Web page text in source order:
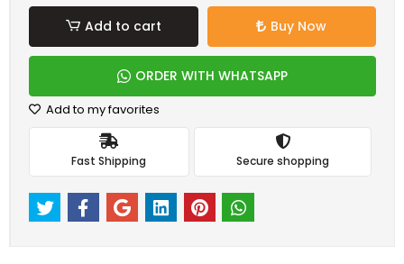
Add to cart Buy Now
ORDER WITH WHATSAPP
Add to my favorites
Fast Shipping Secure shopping